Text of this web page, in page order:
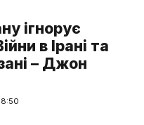
ігнорує
в Ірані та
– Джон